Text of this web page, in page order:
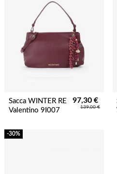
Sacca WINTER RE
Valentino 9I007
97,30 €
139,00 €
-30%